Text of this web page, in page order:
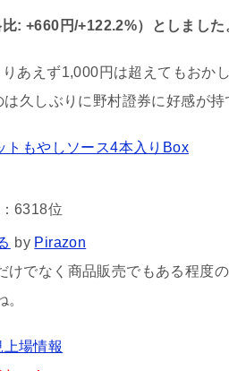
: +660円/+122.2%）としました
あえず1,000円は超えてもおか
久しぶりに野村證券に好感が持
トもやしソース4本入りBox
6318位
by Pirazon
でなく商品販売でもある程度
場情報